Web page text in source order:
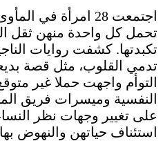
اجتمعت 28 امرأة في
تحمل كل واحدة منهن ثقل
تكبدتها. كشفت روايات
تدمي القلوب، مثل قصة بديعة
التوأم واجهت حملا غير
النفسية وميسرات فريق
على تغيير وجهات نظر
استئناف حياتهن والنهوض